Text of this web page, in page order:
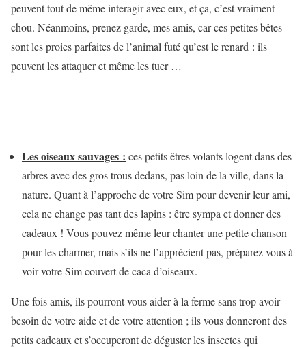
peuvent tout de même interagir avec eux, et ça, c’est vraiment
chou. Néanmoins, prenez garde, mes amis, car ces petites bêtes
sont les proies parfaites de l’animal futé qu’est le renard : ils
peuvent les attaquer et même les tuer …
Les oiseaux sauvages : ces petits êtres volants logent dans des
arbres avec des gros trous dedans, pas loin de la ville, dans la
nature. Quant à l’approche de votre Sim pour devenir leur ami,
cela ne change pas tant des lapins : être sympa et donner des
cadeaux ! Vous pouvez même leur chanter une petite chanson
pour les charmer, mais s’ils ne l’apprécient pas, préparez vous à
voir votre Sim couvert de caca d’oiseaux.
Une fois amis, ils pourront vous aider à la ferme sans trop avoir
besoin de votre aide et de votre attention ; ils vous donneront des
petits cadeaux et s’occuperont de déguster les insectes qui